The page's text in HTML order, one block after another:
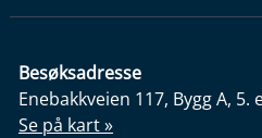
Besøksadresse
Enebakkveien 117, Bygg A, 5.
Se på kart »